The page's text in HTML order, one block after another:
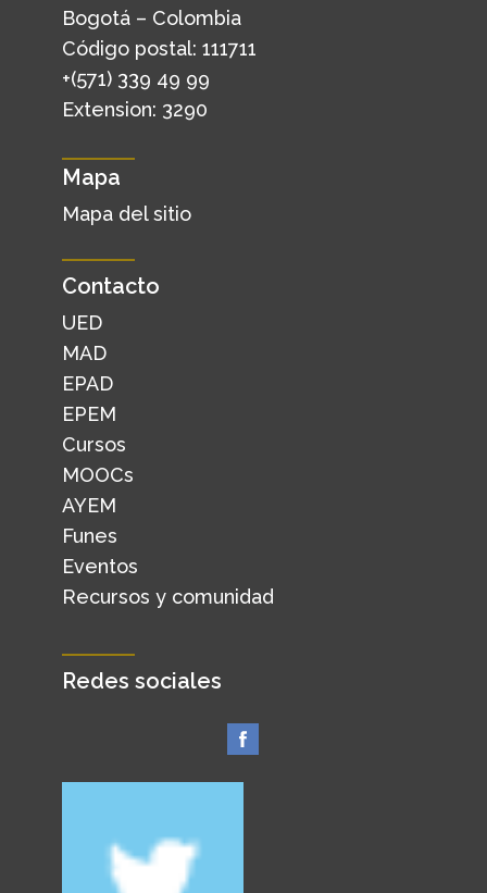
Bogotá – Colombia
Código postal: 111711
+(571) 339 49 99
Extension: 3290
Mapa
Mapa del sitio
Contacto
UED
MAD
EPAD
EPEM
Cursos
MOOCs
AYEM
Funes
Eventos
Recursos y comunidad
Redes sociales